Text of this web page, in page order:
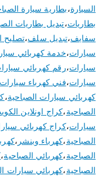
السيارة،بطارية سيارة
بطاريات،تبديل بطاريات
سفايف،تبديل سلف،تصليح
سيارات،خدمة كهربائي
سيارات،رقم كهربائي
سيارات،فني كهرباء
كهربائي سيارات الصباحية،
الصباحية،كراج اونلاين
سيارات،كراج كهربائي
الصباحية،كهرباء وبنشر ،
الصباحية،كهربائي الصباحية،
الصباحية،كهربائي سيارات